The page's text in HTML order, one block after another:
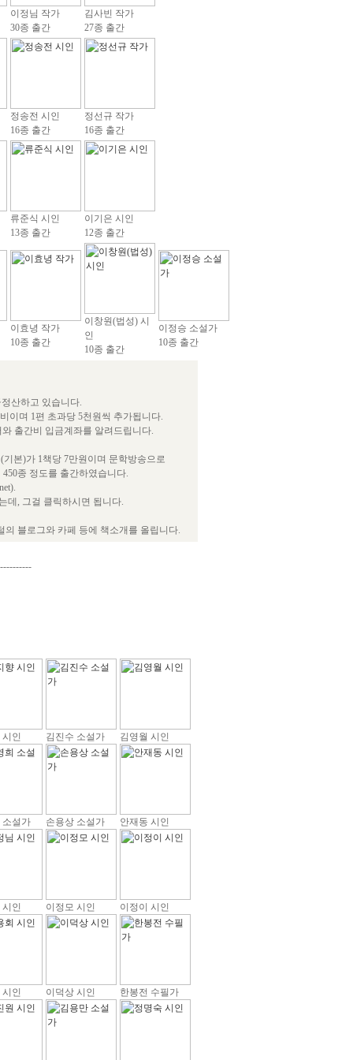
이정님 작가
30종 출간
김사빈 작가
27종 출간
정송전 시인
16종 출간
정선규 작가
16종 출간
류준식 시인
13종 출간
이기은 시인
12종 출간
이효녕 작가
10종 출간
이창원(법성) 시
인
10종 출간
이정승 소설가
10종 출간
산하고 있습니다.
이며 1편 초과당 5천원씩 추가됩니다.
출간비 입금계좌를 알려드립니다.
본)가 1책당 7만원이며 문학방송으로
종 정도를 출간하였습니다.
데, 그걸 클릭하시면 됩니다.
블로그와 카페 등에 책소개를 올립니다.
인 김진수 소설가 김영월 시인
소설가 손용상 소설가 안재동 시인
인 이정모 시인 이정이 시인
인 이덕상 시인 한봉전 수필가